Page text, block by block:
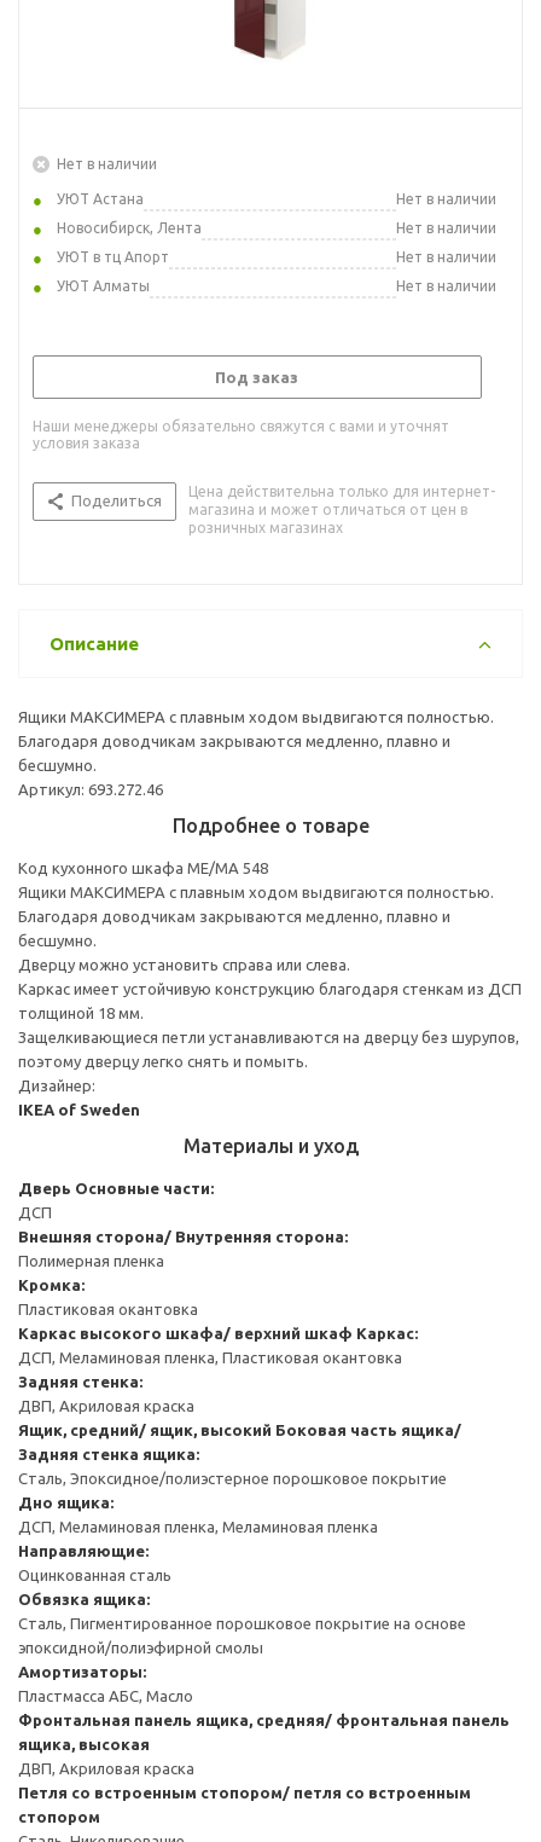
Нет в наличии
УЮТ Астана
Нет в наличии
Новосибирск, Лента
Нет в наличии
УЮТ в тц Апорт
Нет в наличии
УЮТ Алматы
Нет в наличии
Под заказ
Наши менеджеры обязательно свяжутся с вами и уточнят
условия заказа
Поделиться
Цена действительна только для интернет-
магазина и может отличаться от цен в
розничных магазинах
Описание
Ящики МАКСИМЕРА с плавным ходом выдвигаются полностью.
Благодаря доводчикам закрываются медленно, плавно и
бесшумно.
Артикул: 693.272.46
Подробнее о товаре
Код кухонного шкафа ME/MA 548
Ящики МАКСИМЕРА с плавным ходом выдвигаются полностью.
Благодаря доводчикам закрываются медленно, плавно и
бесшумно.
Дверцу можно установить справа или слева.
Каркас имеет устойчивую конструкцию благодаря стенкам из ДСП
толщиной 18 мм.
Защелкивающиеся петли устанавливаются на дверцу без шурупов,
поэтому дверцу легко снять и помыть.
Дизайнер:
IKEA of Sweden
Материалы и уход
Дверь Основные части:
ДСП
Внешняя сторона/ Внутренняя сторона:
Полимерная пленка
Кромка:
Пластиковая окантовка
Каркас высокого шкафа/ верхний шкаф Каркас:
ДСП, Меламиновая пленка, Пластиковая окантовка
Задняя стенка:
ДВП, Акриловая краска
Ящик, средний/ ящик, высокий Боковая часть ящика/
Задняя стенка ящика:
Сталь, Эпоксидное/полиэстерное порошковое покрытие
Дно ящика:
ДСП, Меламиновая пленка, Меламиновая пленка
Направляющие:
Оцинкованная сталь
Обвязка ящика:
Сталь, Пигментированное порошковое покрытие на основе
эпоксидной/полиэфирной смолы
Амортизаторы:
Пластмасса АБС, Масло
Фронтальная панель ящика, средняя/ фронтальная панель
ящика, высокая
ДВП, Акриловая краска
Петля со встроенным стопором/ петля со встроенным
стопором